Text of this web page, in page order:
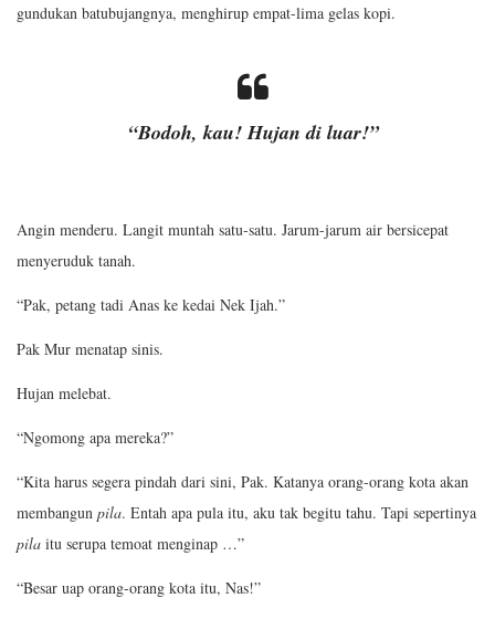
gundukan batubujangnya, menghirup empat-lima gelas kopi.
“Bodoh, kau! Hujan di luar!”
Angin menderu. Langit muntah satu-satu. Jarum-jarum air bersicepat
menyeruduk tanah.
“Pak, petang tadi Anas ke kedai Nek Ijah.”
Pak Mur menatap sinis.
Hujan melebat.
“Ngomong apa mereka?”
“Kita harus segera pindah dari sini, Pak. Katanya orang-orang kota akan
membangun pila. Entah apa pula itu, aku tak begitu tahu. Tapi sepertinya
pila itu serupa temoat menginap …”
“Besar uap orang-orang kota itu, Nas!”